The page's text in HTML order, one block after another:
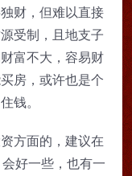
财，但难以直接
受制，且地支子
富不大，容易财
房，或许也是个
钱。
方面的，建议在
好一些，也有一